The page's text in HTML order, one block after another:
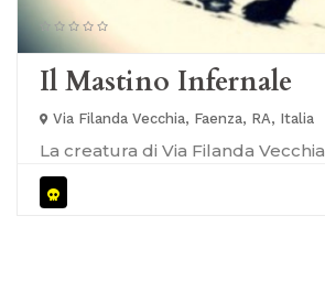
Il Mastino Infernale
Via Filanda Vecchia, Faenza, RA, Italia
La creatura di Via Filanda Vecchia